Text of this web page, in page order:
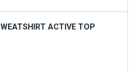
ACTIVE TOP